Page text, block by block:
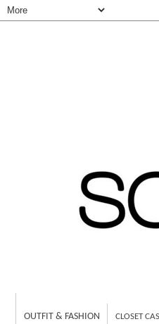
OUTFIT & FASHION CLOSET